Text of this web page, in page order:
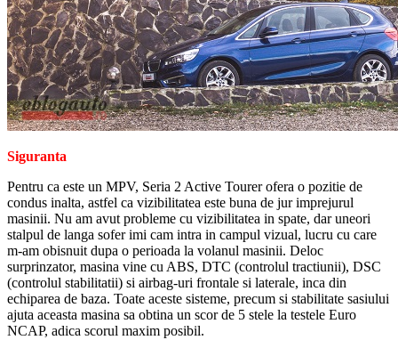
Siguranta
Pentru ca este un MPV, Seria 2 Active Tourer ofera o pozitie de
condus inalta, astfel ca vizibilitatea este buna de jur imprejurul
masinii. Nu am avut probleme cu vizibilitatea in spate, dar uneori
stalpul de langa sofer imi cam intra in campul vizual, lucru cu care
m-am obisnuit dupa o perioada la volanul masinii. Deloc
surprinzator, masina vine cu ABS, DTC (controlul tractiunii), DSC
(controlul stabilitatii) si airbag-uri frontale si laterale, inca din
echiparea de baza. Toate aceste sisteme, precum si stabilitate sasiului
ajuta aceasta masina sa obtina un scor de 5 stele la testele Euro
NCAP, adica scorul maxim posibil.